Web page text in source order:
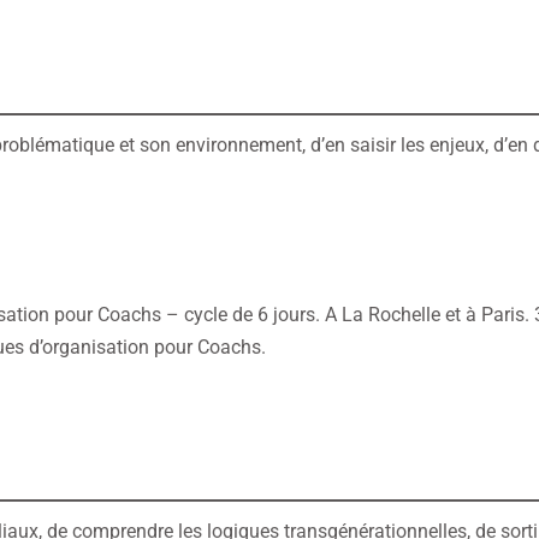
et son environnement, d’en saisir les enjeux, d’en
pour Coachs – cycle de 6 jours. A La Rochelle et à Paris.
d’organisation pour Coachs.
de comprendre les logiques transgénérationnelles, de